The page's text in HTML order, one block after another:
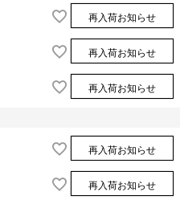
再入荷お知らせ
再入荷お知らせ
再入荷お知らせ
再入荷お知らせ
再入荷お知らせ